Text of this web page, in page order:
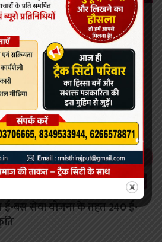
रायपुर
ई-बस सेवा योजना के तहत 240 ई-